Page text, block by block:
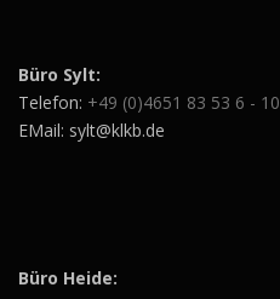
Büro Sylt:
Telefon: +49 (0)4651 83 53 6 - 10
EMail: sylt@klkb.de
Büro Heide: